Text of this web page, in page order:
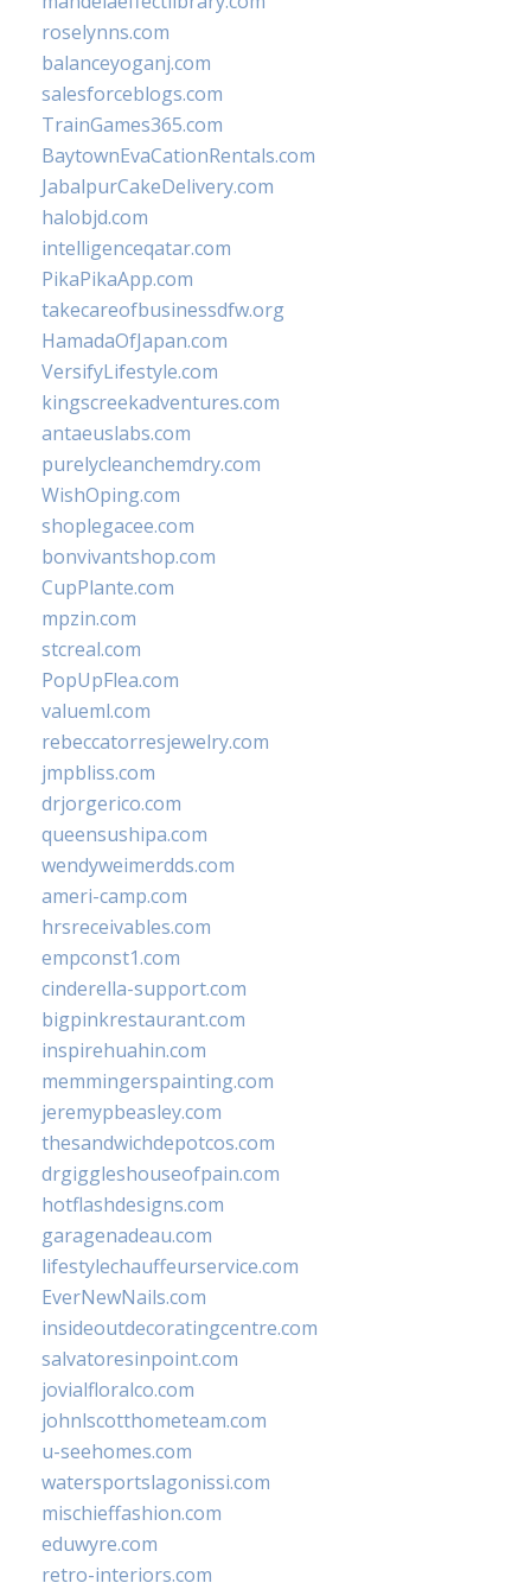
roselynns.com
balanceyoganj.com
salesforceblogs.com
TrainGames365.com
BaytownEvaCationRentals.com
JabalpurCakeDelivery.com
halobjd.com
intelligenceqatar.com
PikaPikaApp.com
takecareofbusinessdfw.org
HamadaOfJapan.com
VersifyLifestyle.com
kingscreekadventures.com
antaeuslabs.com
purelycleanchemdry.com
WishOping.com
shoplegacee.com
bonvivantshop.com
CupPlante.com
mpzin.com
stcreal.com
PopUpFlea.com
valueml.com
rebeccatorresjewelry.com
jmpbliss.com
drjorgerico.com
queensushipa.com
wendyweimerdds.com
ameri-camp.com
hrsreceivables.com
empconst1.com
cinderella-support.com
bigpinkrestaurant.com
inspirehuahin.com
memmingerspainting.com
jeremypbeasley.com
thesandwichdepotcos.com
drgiggleshouseofpain.com
hotflashdesigns.com
garagenadeau.com
lifestylechauffeurservice.com
EverNewNails.com
insideoutdecoratingcentre.com
salvatoresinpoint.com
jovialfloralco.com
johnlscotthometeam.com
u-seehomes.com
watersportslagonissi.com
mischieffashion.com
eduwyre.com
retro-interiors.com